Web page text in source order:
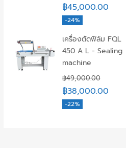
฿45,000.00
-24%
เครื่องตัดฟิล์ม FQL
450 A L - Sealing
machine
฿49,000.00
฿38,000.00
-22%